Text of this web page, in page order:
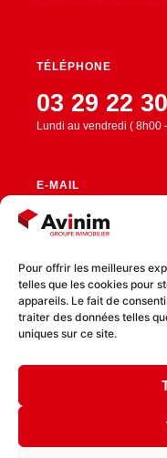
Pour offrir les meilleures
telles que les cookies pour
appareils. Le fait de
traiter des données telles
uniques sur ce site.
TÉLÉPHONE
03 29 22
Lundi au vendredi ( 8h00
E-MAIL
RESTEZ CONNECTÉ